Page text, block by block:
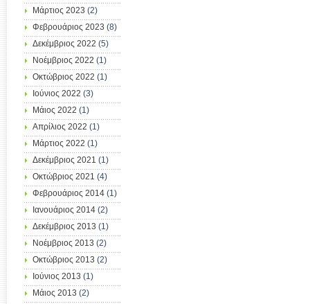
Μάρτιος 2023 (2)
Φεβρουάριος 2023 (8)
Δεκέμβριος 2022 (5)
Νοέμβριος 2022 (1)
Οκτώβριος 2022 (1)
Ιούνιος 2022 (3)
Μάιος 2022 (1)
Απρίλιος 2022 (1)
Μάρτιος 2022 (1)
Δεκέμβριος 2021 (1)
Οκτώβριος 2021 (4)
Φεβρουάριος 2014 (1)
Ιανουάριος 2014 (2)
Δεκέμβριος 2013 (1)
Νοέμβριος 2013 (2)
Οκτώβριος 2013 (2)
Ιούνιος 2013 (1)
Μάιος 2013 (2)